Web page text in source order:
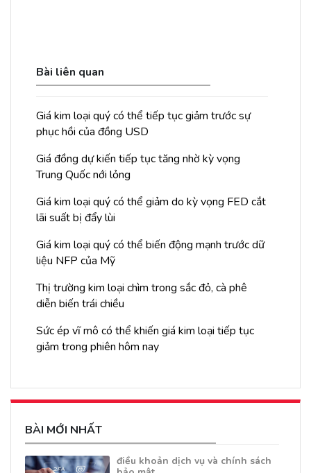
Bài liên quan
Giá kim loại quý có thể tiếp tục giảm trước sự
phục hồi của đồng USD
Giá đồng dự kiến tiếp tục tăng nhờ kỳ vọng
Trung Quốc nới lỏng
Giá kim loại quý có thể giảm do kỳ vọng FED cắt
lãi suất bị đẩy lùi
Giá kim loại quý có thể biến động mạnh trước dữ
liệu NFP của Mỹ
Thị trường kim loại chìm trong sắc đỏ, cà phê
diễn biến trái chiều
Sức ép vĩ mô có thể khiến giá kim loại tiếp tục
giảm trong phiên hôm nay
BÀI MỚI NHẤT
điều khoản dịch vụ và chính sách